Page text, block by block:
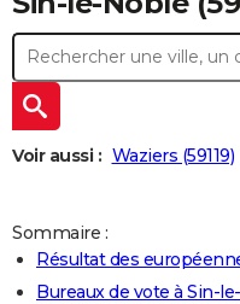
Programme TV
TNT
Streaming
Cinéma
Sorties cinéma
Musique
+
FINANCE
Retraite
Impôts
Epargne
Immobilier
Risques naturels par ville
Banque
Assurance
Crédit
AUTO
Essais
Réserver un essai
Citadines
Berlines
SUV
Forum auto
+
HIGH-TECH
Forum
Aménagement intérieur
Extérieur
Cuisine
Salle de bains
Jardinage
Rangement
+WEEK-END
LIFESTYLE
Voir aussi : Waziers (59119)
Sommaire :
Résultat des
Bureaux de vote à Sin-